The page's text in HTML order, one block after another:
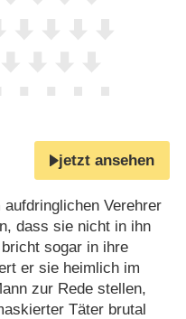
jetzt ansehen
Verehrer
dass sie nicht in ihn
sogar in ihre
er sie heimlich im
zur Rede stellen,
Täter brutal